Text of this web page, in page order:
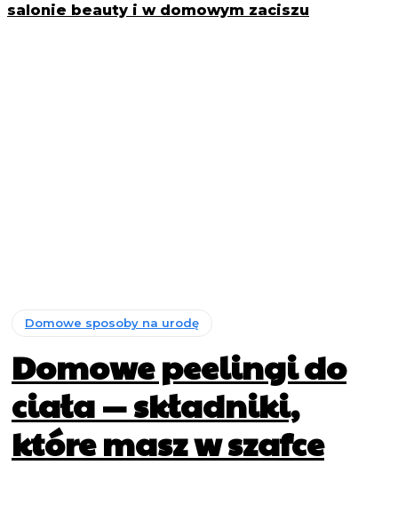
salonie beauty i w domowym zaciszu
Domowe sposoby na urodę
Domowe peelingi do
ciała — składniki,
które masz w szafce